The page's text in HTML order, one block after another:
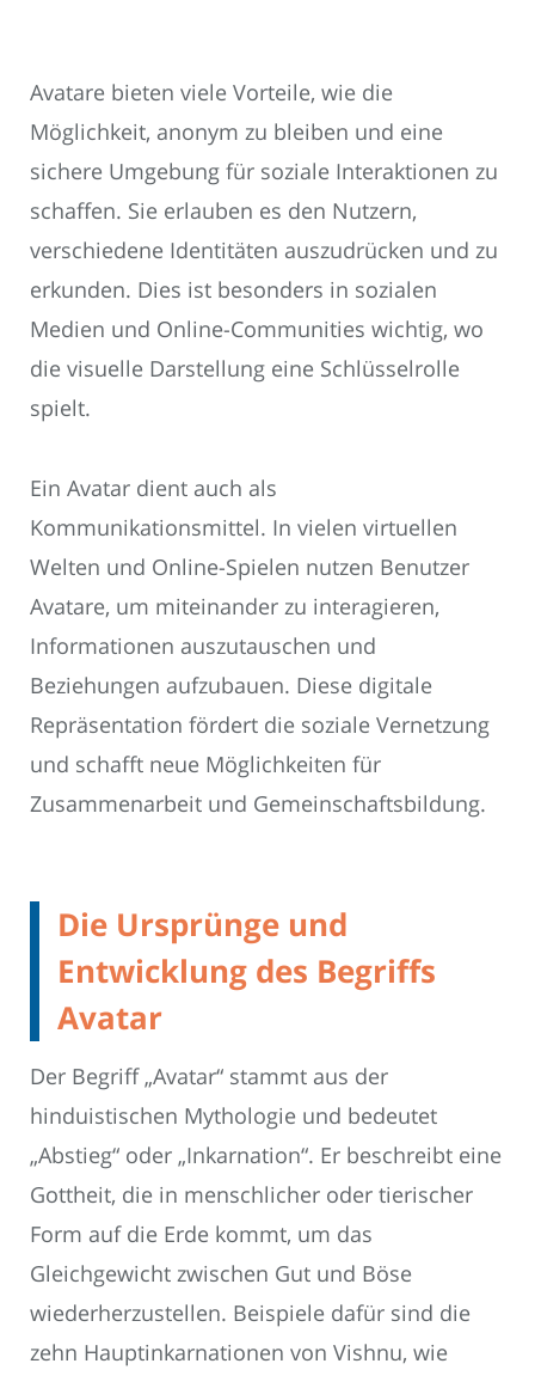
Avatare bieten viele Vorteile, wie die
Möglichkeit, anonym zu bleiben und eine
sichere Umgebung für soziale Interaktionen zu
schaffen. Sie erlauben es den Nutzern,
verschiedene Identitäten auszudrücken und zu
erkunden. Dies ist besonders in sozialen
Medien und Online-Communities wichtig, wo
die visuelle Darstellung eine Schlüsselrolle
spielt.
Ein Avatar dient auch als
Kommunikationsmittel. In vielen virtuellen
Welten und Online-Spielen nutzen Benutzer
Avatare, um miteinander zu interagieren,
Informationen auszutauschen und
Beziehungen aufzubauen. Diese digitale
Repräsentation fördert die soziale Vernetzung
und schafft neue Möglichkeiten für
Zusammenarbeit und Gemeinschaftsbildung.
Die Ursprünge und
Entwicklung des Begriffs
Avatar
Der Begriff „Avatar“ stammt aus der
hinduistischen Mythologie und bedeutet
„Abstieg“ oder „Inkarnation“. Er beschreibt eine
Gottheit, die in menschlicher oder tierischer
Form auf die Erde kommt, um das
Gleichgewicht zwischen Gut und Böse
wiederherzustellen. Beispiele dafür sind die
zehn Hauptinkarnationen von Vishnu, wie